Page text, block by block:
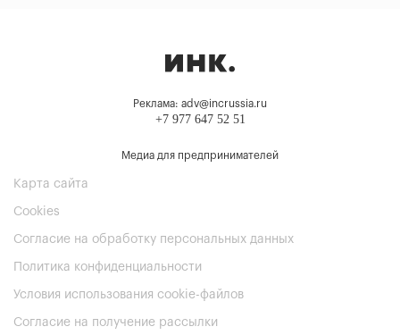
Реклама: adv@incrussia.ru
+7 977 647 52 51
Медиа для предпринимателей
Карта сайта
Cookies
Согласие на обработку персональных данных
Политика конфиденциальности
Условия использования cookie-файлов
Согласие на получение рассылки